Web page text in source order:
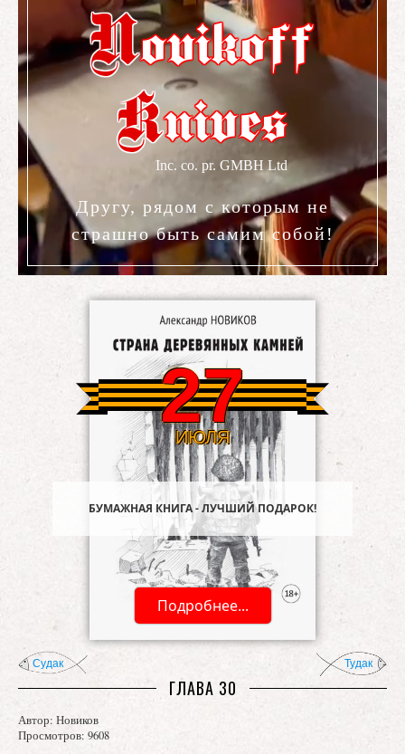
Novikoff
Knives
Другу, рядом с которым не
страшно быть самим собой!
27
БУМАЖНАЯ КНИГА - ЛУЧШИЙ ПОДАРОК!
Подробнее...
Судак Тудак
ГЛАВА 30
Автор: Новиков
Просмотров: 9608